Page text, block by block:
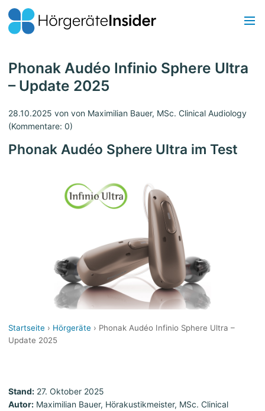
Phonak Audéo Infinio Sphere Ultra
– Update 2025
28.10.2025 von von Maximilian Bauer, MSc. Clinical Audiology
(Kommentare: 0)
Phonak Audéo Sphere Ultra im Test
Startseite › Hörgeräte › Phonak Audéo Infinio Sphere Ultra –
Update 2025
Stand: 27. Oktober 2025
Autor: Maximilian Bauer, Hörakustikmeister, MSc. Clinical